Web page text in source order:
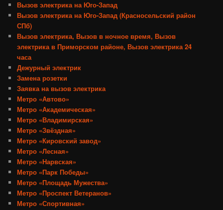
Вызов электрика на Юго-Запад
Вызов электрика на Юго-Запад (Красносельский район
СПб)
Вызов электрика, Вызов в ночное время, Вызов
электрика в Приморском районе, Вызов электрика 24
часа
Дежурный электрик
Замена розетки
Заявка на вызов электрика
Метро «Автово»
Метро «Академическая»
Метро «Владимирская»
Метро «Звёздная»
Метро «Кировский завод»
Метро «Лесная»
Метро «Нарвская»
Метро «Парк Победы»
Метро «Площадь Мужества»
Метро «Проспект Ветеранов»
Метро «Спортивная»